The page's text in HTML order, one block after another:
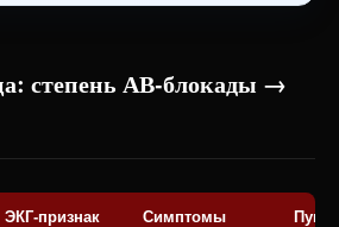
степень АВ-блокады →
ЭКГ-признак Симптомы